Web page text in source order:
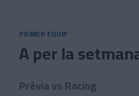
PRIMER EQUIP
A per la
Prèvia vs Racing